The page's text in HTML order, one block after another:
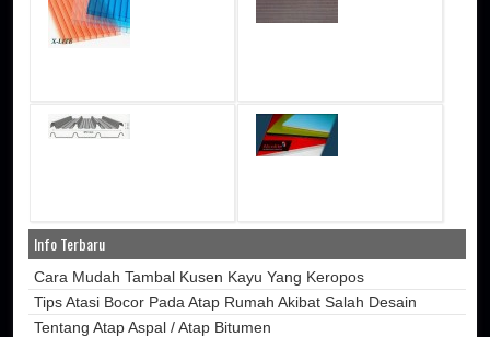
Info Terbaru
Cara Mudah Tambal Kusen Kayu Yang Keropos
Tips Atasi Bocor Pada Atap Rumah Akibat Salah Desain
Tentang Atap Aspal / Atap Bitumen